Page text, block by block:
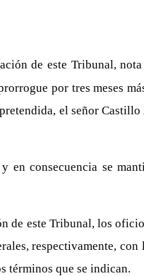
de este Tribunal,
por tres meses
el señor
consecuencia se
este Tribunal, los
respectivamente,
términos que se indican.